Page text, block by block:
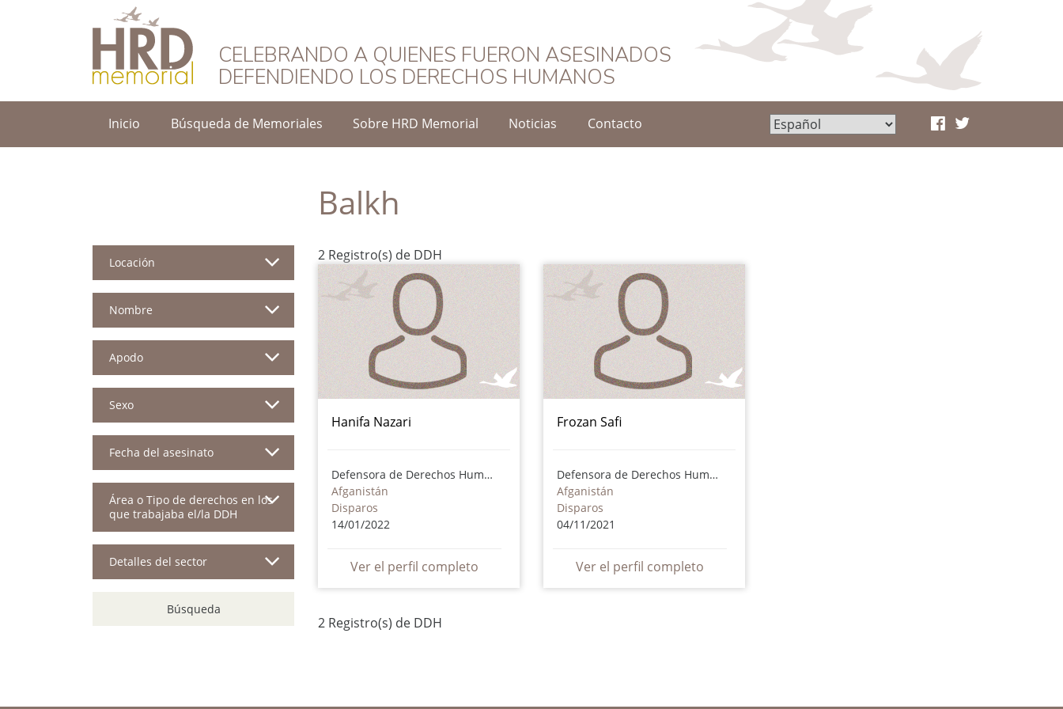
HRD Memorial – Español
CELEBRANDO A QUIENES FUERON ASESINADOS
DEFENDIENDO LOS DERECHOS HUMANOS
Inicio Búsqueda de Memoriales Sobre HRD Memorial Noticias Contacto
Balkh
Locación
Nombre
Apodo
Sexo
Fecha del asesinato
Área o Tipo de derechos en los
que trabajaba el/la DDH
Detalles del sector
Búsqueda
2 Registro(s) de DDH
Hanifa Nazari
Defensora de Derechos Humanos
Afganistán
Disparos
14/01/2022
Ver el perfil completo
Frozan Safi
Defensora de Derechos Humanos
Afganistán
Disparos
04/11/2021
Ver el perfil completo
2 Registro(s) de DDH